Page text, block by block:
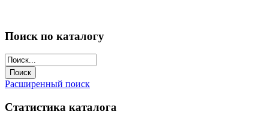
Поиск по каталогу
Расширенный поиск
Статистика каталога